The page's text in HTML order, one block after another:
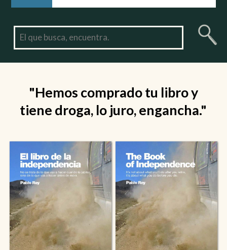
"Hemos comprado tu libro y
tiene droga, lo juro, engancha."